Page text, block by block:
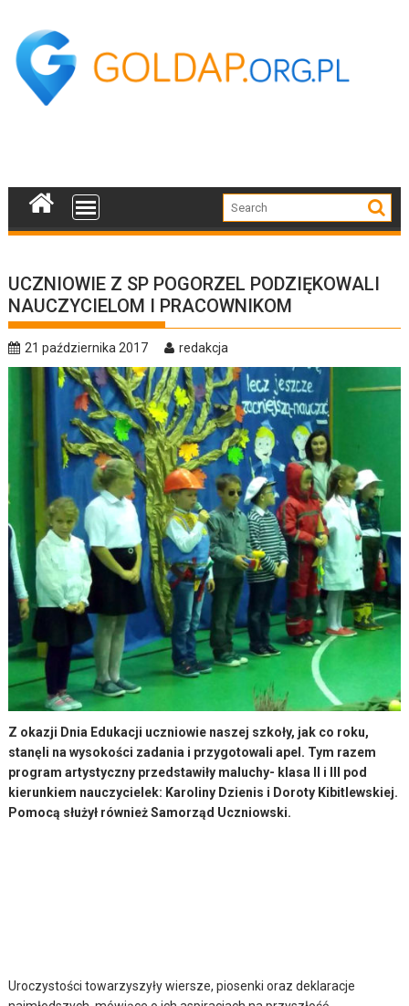
content
UCZNIOWIE Z SP POGORZEL PODZIĘKOWALI
NAUCZYCIELOM I PRACOWNIKOM
21 października 2017 redakcja
Z okazji Dnia Edukacji uczniowie naszej szkoły, jak co roku,
stanęli na wysokości zadania i przygotowali apel. Tym razem
program artystyczny przedstawiły maluchy- klasa II i III pod
kierunkiem nauczycielek: Karoliny Dzienis i Doroty Kibitlewskiej.
Pomocą służył również Samorząd Uczniowski.
Uroczystości towarzyszyły wiersze, piosenki oraz deklaracje